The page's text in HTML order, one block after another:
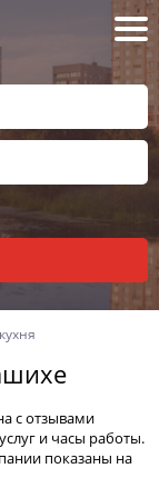
с отзывами
и часы работы.
показаны на